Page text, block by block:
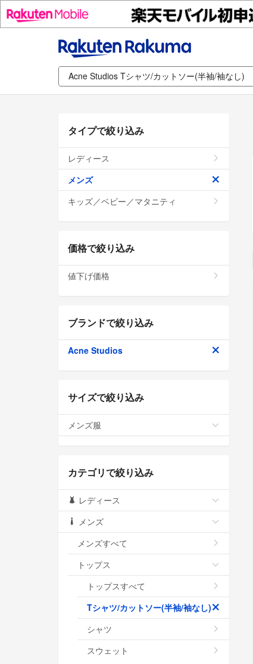
タイプで絞り込み
レディース
メンズ
キッズ／ベビー／マタニティ
価格で絞り込み
値下げ価格
ブランドで絞り込み
Acne Studios
サイズで絞り込み
メンズ服
カテゴリで絞り込み
レディース
メンズ
メンズすべて
トップス
トップスすべて
Tシャツ/カットソー(半袖/袖なし)
シャツ
スウェット